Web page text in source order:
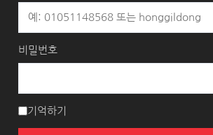
비밀번호
기억하기